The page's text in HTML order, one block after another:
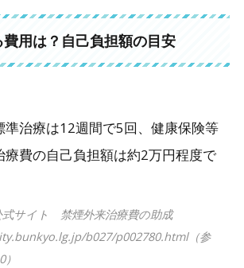
用は？自己負担額の目安
準治療は12週間で5回、健康保険等
療費の自己負担額は約2万円程度で
式サイト 禁煙外来治療費の助成
b027/p002780.html（参